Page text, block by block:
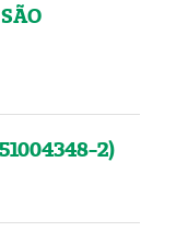
2)